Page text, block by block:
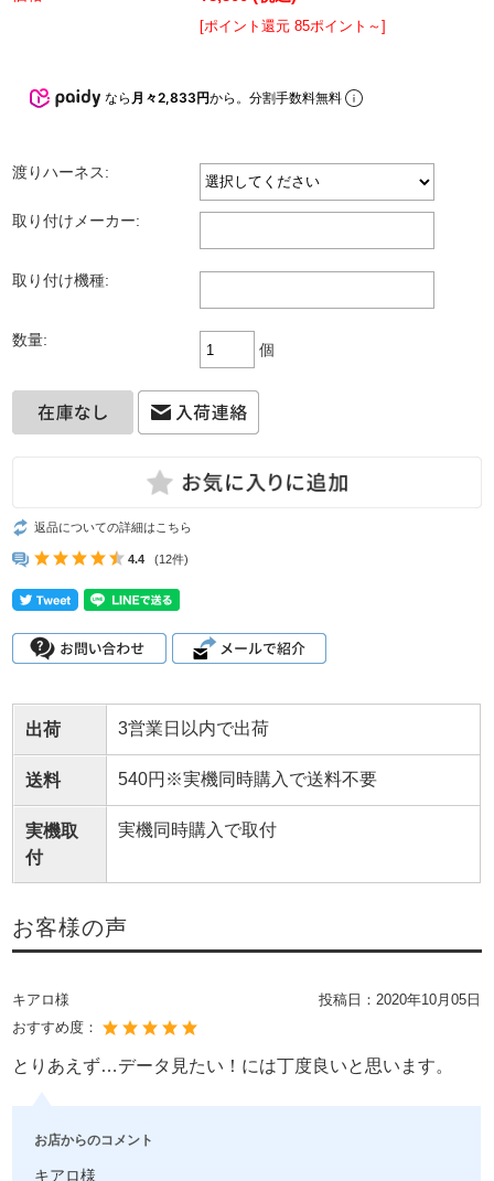
[ポイント還元 85ポイント～]
なら 月々2,833円から。分割手数料無料
渡りハーネス:
取り付けメーカー:
取り付け機種:
数量:
個
返品についての詳細はこちら
4.4 (12件)
出荷 3営業日以内で出荷
送料 540円※実機同時購入で送料不要
実機取
付
実機同時購入で取付
お客様の声
キアロ様 投稿日：2020年10月05日
おすすめ度：
とりあえず…データ見たい！には丁度良いと思います。
お店からのコメント
キアロ様